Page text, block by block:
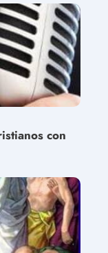
con